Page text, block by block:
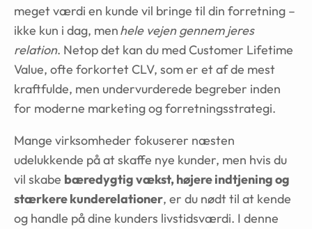
meget værdi en kunde vil bringe til din forretning –
ikke kun i dag, menhele vejen gennem jeres
relation. Netop det kan du med Customer Lifetime
Value, ofte forkortet CLV, som er et af de mest
kraftfulde, men undervurderede begreber inden
for moderne marketing og forretningsstrategi.
Mange virksomheder fokuserer næsten
udelukkende på at skaffe nye kunder, men hvis du
vil skabe bæredygtig vækst, højere indtjening og
stærkere kunderelationer, er du nødt til at kende
og handle på dine kunders livstidsværdi. I denne